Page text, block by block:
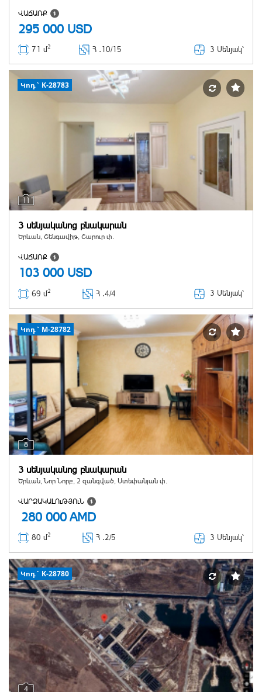
ՎԱՃԱՌՔ
295 000 USD
71 մ2 Հ ․ 10/15 3 Սենյակ՝
11
Կոդ` K-28783
3 սենյականոց բնակարան
Երևան, Շենգավիթ, Շարուր փ.
ՎԱՃԱՌՔ
103 000 USD
69 մ2 Հ ․4/4 3 Սենյակ՝
8
Կոդ` M-28782
3 սենյականոց բնակարան
Երևան, Նոր Նորք, 2 զանգված, Ստեփանյան փ.
ՎԱՐՁԱԿԱԼՈւԹՅՈւՆ
280 000 AMD
80 մ2 Հ ․2/5 3 Սենյակ՝
4
Կոդ` K-28780